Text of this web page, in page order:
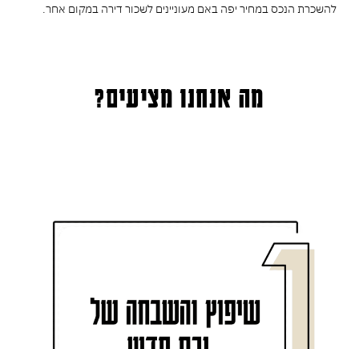
להשכרת הנכס במחיר יפה באם מעוניינים לשכור דירה במקום אחר.
מה אנחנו מציעים?